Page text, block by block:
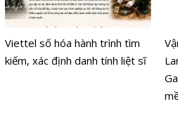
Viettel số hóa hành trình tìm
kiếm, xác định danh tính liệt sĩ